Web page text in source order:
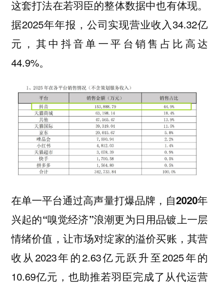
这套打法在若羽臣的整体数据中也有体现。
据2025年年报，公司实现营业收入34.32亿
元，其中抖音单一平台销售占比高达
44.9%。
在单一平台通过高声量打爆品牌，自2020年
兴起的“嗅觉经济”浪潮更为日用品镀上一层
情绪价值，让市场对绽家的溢价买账 ，其营
收从2023年的2.63亿元跃升至2025年的
10.69亿元，也助推若羽臣完成了从代运营